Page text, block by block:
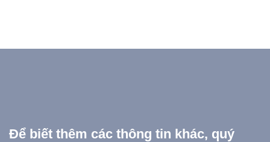
Để biết thêm các thông tin khác, quý